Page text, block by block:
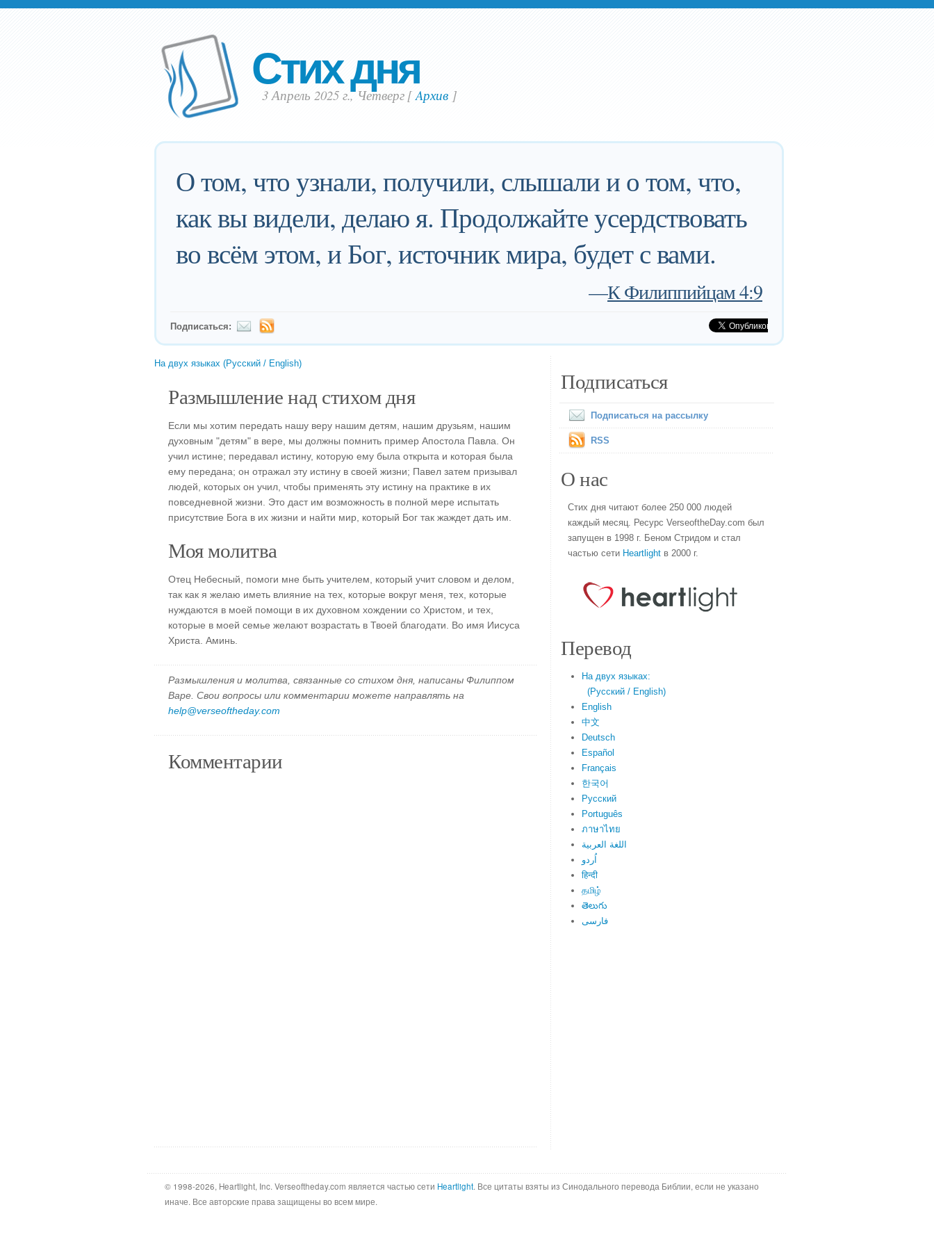
Стих дня
3 Апрель 2025 г., Четверг [Aрхив]
О том, что узнали, получили, слышали и о том, что,
как вы видели, делаю я. Продолжайте усердствовать
во всём этом, и Бог, источник мира, будет с вами.
—К Филиппийцам 4:9
Подписаться:
На двух языках (Русский / English)
Размышление над стихом дня
Если мы хотим передать нашу веру нашим детям, нашим друзьям, нашим
духовным "детям" в вере, мы должны помнить пример Апостола Павла. Он
учил истине; передавал истину, которую ему была открыта и которая была
ему передана; он отражал эту истину в своей жизни; Павел затем призывал
людей, которых он учил, чтобы применять эту истину на практике в их
повседневной жизни. Это даст им возможность в полной мере испытать
присутствие Бога в их жизни и найти мир, который Бог так жаждет дать им.
Моя молитва
Отец Небесный, помоги мне быть учителем, который учит словом и делом,
так как я желаю иметь влияние на тех, которые вокруг меня, тех, которые
нуждаются в моей помощи в их духовном хождении со Христом, и тех,
которые в моей семье желают возрастать в Твоей благодати. Во имя Иисуса
Христа. Аминь.
Размышления и молитва, связанные со стихом дня, написаны Филиппом
Варе. Свои вопросы или комментарии можете направлять на
help@verseoftheday.com
Комментарии
Подписаться
Подписаться на рассылку
RSS
О нас
Стих дня читают более 250 000 людей
каждый месяц. Ресурс VerseoftheDay.com был
запущен в 1998 г. Беном Стридом и стал
частью сети Heartlight в 2000 г.
Перевод
На двух языках:
(Русский / English)
English
中文
Deutsch
Español
Français
한국어
Русский
Português
ภาษาไทย
اللغة العربية
اُردو
हिन्दी
தமிழ்
తెలుగు
فارسی
© 1998-2026, Heartlight, Inc. Verseoftheday.com является частью сети Heartlight. Все цитаты взяты из Синодального перевода Библии, если не указано
иначе. Все авторские права защищены во всем мире.